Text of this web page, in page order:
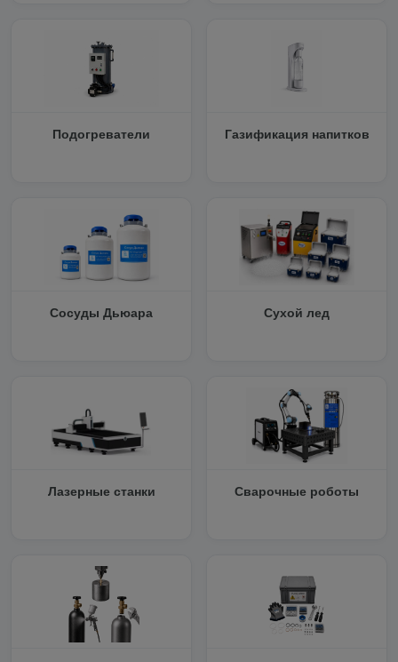
Подогреватели Газификация напитков
Сосуды Дьюара Сухой лед
Лазерные станки Сварочные роботы